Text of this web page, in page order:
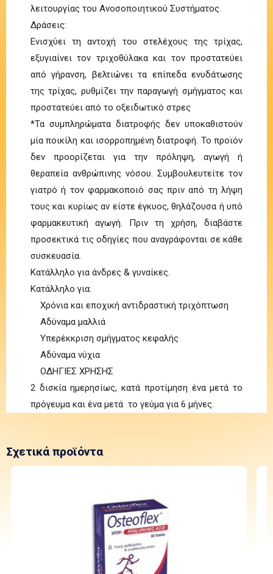
λειτουργίας του Ανοσοποιητικού Συστήματος.
Δράσεις:
Ενισχύει τη αντοχή του στελέχους της τρίχας,
εξυγιαίνει τον τριχοθύλακα και τον προστατεύει
από γήρανση, βελτιώνει τα επίπεδα ενυδάτωσης
της τρίχας, ρυθμίζει την παραγωγή σμήγματος και
προστατεύει από το οξειδωτικό στρες
*Τα συμπληρώματα διατροφής δεν υποκαθιστούν
μία ποικίλη και ισορροπημένη διατροφή. Το προϊόν
δεν προορίζεται για την πρόληψη, αγωγή ή
θεραπεία ανθρώπινης νόσου. Συμβουλευτείτε τον
γιατρό ή τον φαρμακοποιό σας πριν από τη λήψη
τους και κυρίως αν είστε έγκυος, θηλάζουσα ή υπό
φαρμακευτική αγωγή. Πριν τη χρήση, διαβάστε
προσεκτικά τις οδηγίες που αναγράφονται σε κάθε
συσκευασία.
Κατάλληλο για άνδρες & γυναίκες.
Κατάλληλο για:
Χρόνια και εποχική αντιδραστική τριχόπτωση
Αδύναμα μαλλιά
Υπερέκκριση σμήγματος κεφαλής
Αδύναμα νύχια
ΟΔΗΓΙΕΣ ΧΡΗΣΗΣ
2 δισκία ημερησίως, κατά προτίμηση ένα μετά το
πρόγευμα και ένα μετά το γεύμα για 6 μήνες.
Σχετικά προϊόντα